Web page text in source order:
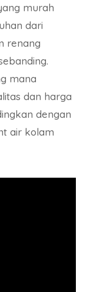
murah
dari
renang
mana
dan harga
dengan
air kolam